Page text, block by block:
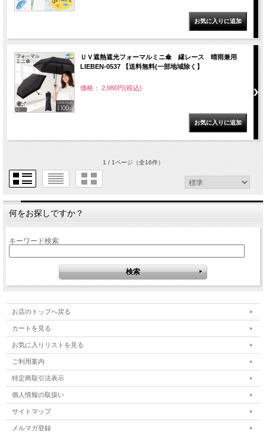
ＵＶ遮熱遮光フォーマルミニ傘 縁レース 晴雨兼用
LIEBEN-0537 【送料無料(一部地域除く】
価格： 2,980円(税込)
1 / 1ページ（全16件）
何をお探しですか？
キーワード検索
お店のトップへ戻る
カートを見る
お気に入りリストを見る
ご利用案内
特定商取引法表示
個人情報の取扱い
サイトマップ
メルマガ登録